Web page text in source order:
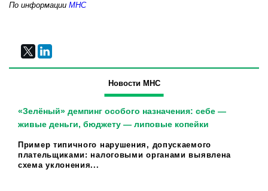
По информации МНС
Новости МНС
«Зелёный» демпинг особого назначения: себе —
живые деньги, бюджету — липовые копейки
Пример типичного нарушения, допускаемого
плательщиками: налоговыми органами выявлена
схема уклонения...